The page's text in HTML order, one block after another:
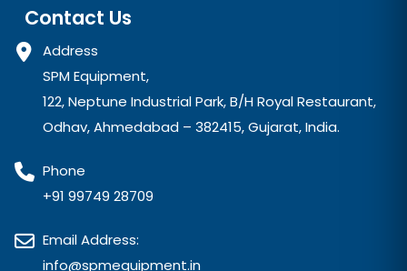
Contact Us
Address
SPM Equipment,
122, Neptune Industrial Park, B/H Royal Restaurant,
Odhav, Ahmedabad – 382415, Gujarat, India.
Phone
+91 99749 28709
Email Address:
info@spmequipment.in